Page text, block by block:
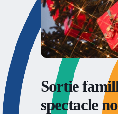
Sortie
spectacle